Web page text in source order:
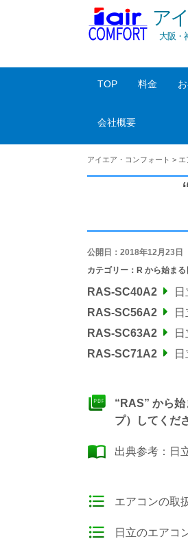
ア
大阪・
TOP 料金
会社概要
アイエア・コンフォート >
公開日：2018年12月23日
カテゴリー： R から始ま
RAS-SC40A2 日
RAS-SC56A2
日
RAS-SC63A2
日
RAS-SC71A2
日
“RAS” から
プ）してく
出典参考： 日
エアコンの取
日立のエアコ